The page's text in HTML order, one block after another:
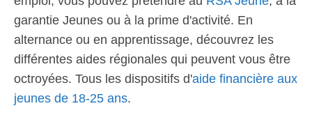
garantie Jeunes ou à la prime d'activité. En
alternance ou en apprentissage, découvrez les
différentes aides régionales qui peuvent vous être
octroyées. Tous les dispositifs d'aide financière aux
jeunes de 18-25 ans.